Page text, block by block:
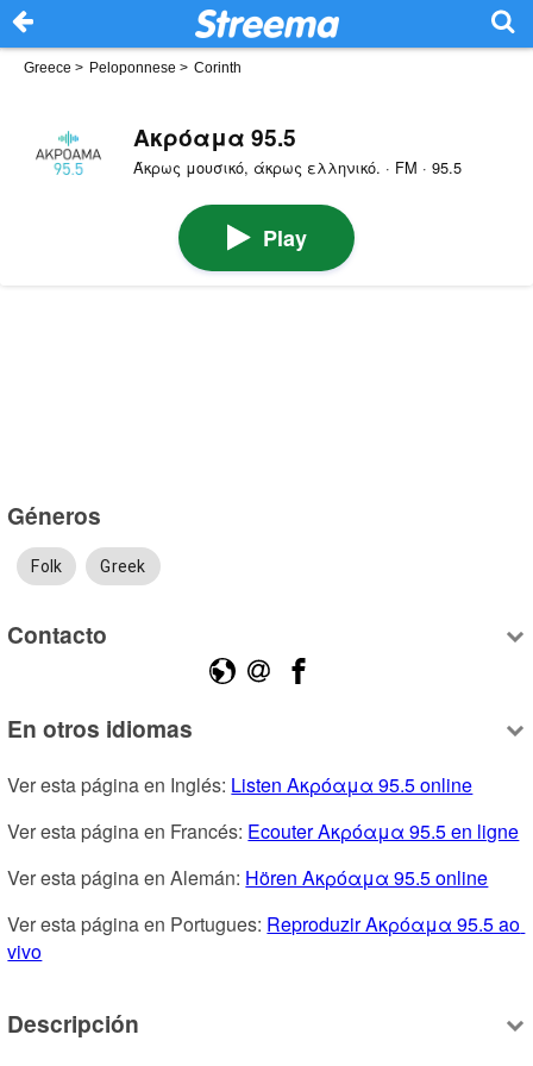
Greece > Peloponnese > Corinth
Ακρόαμα 95.5
Άκρως μουσικό, άκρως ελληνικό. · FM · 95.5
Play
Géneros
Folk Greek
Contacto
En otros idiomas
Ver esta página en Inglés: Listen Ακρόαμα 95.5 online
Ver esta página en Francés: Ecouter Ακρόαμα 95.5 en ligne
Ver esta página en Alemán: Hören Ακρόαμα 95.5 online
Ver esta página en Portugues: Reproduzir Ακρόαμα 95.5 ao
vivo
Descripción